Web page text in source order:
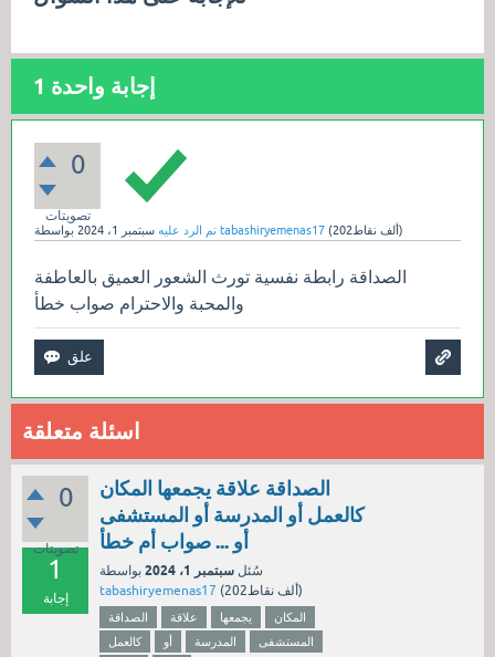
1 إجابة واحدة
0
تصويتات
تم الرد عليه سبتمبر 1، 2024 tabashiryemenas17 ( 202ألفنقاط)
الصداقة رابطة نفسية تورث الشعور العميق بالعاطفة
والمحبة والاحترام صواب خطأ
اسئلة متعلقة
0
تصويتات
1
إجابة
الصداقة علاقة يجمعها المكان
كالعمل أو المدرسة أو المستشفى
أو ... صواب أم خطأ
سُئل سبتمبر 1، 2024
بواسطة
tabashiryemenas17 ( 202ألفنقاط)
الصداقة علاقة يجمعها
المكان
كالعمل
أو المدرسة
المستشفى